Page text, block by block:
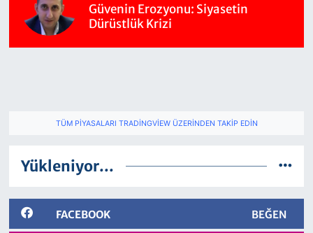
Güvenin Erozyonu: Siyasetin
Dürüstlük Krizi
TÜM PIYASALARI TRADINGVIEW ÜZERINDEN TAKIP EDIN
Yükleniyor...
FACEBOOK BEĞEN